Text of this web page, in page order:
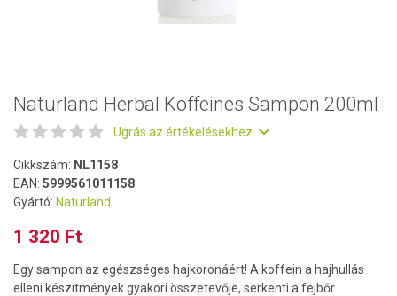
Naturland Herbal Koffeines Sampon 200ml
Ugrás az értékelésekhez
Cikkszám: NL1158
EAN: 5999561011158
Gyártó: Naturland
1 320 Ft
Egy sampon az egészséges hajkoronáért! A koffein a hajhullás
elleni készítmények gyakori összetevője, serkenti a fejbőr